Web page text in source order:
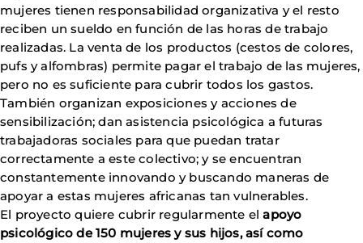
mujeres tienen responsabilidad organizativa y el resto
reciben un sueldo en función de las horas de trabajo
realizadas. La venta de los productos (cestos de colores,
pufs y alfombras) permite pagar el trabajo de las mujeres,
pero no es suficiente para cubrir todos los gastos.
También organizan exposiciones y acciones de
sensibilización; dan asistencia psicológica a futuras
trabajadoras sociales para que puedan tratar
correctamente a este colectivo; y se encuentran
constantemente innovando y buscando maneras de
apoyar a estas mujeres africanas tan vulnerables.
El proyecto quiere cubrir regularmente elapoyo
psicológico de 150 mujeres y sus hijos, así como